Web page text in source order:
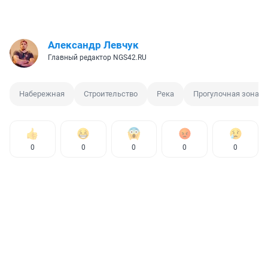
Александр Левчук
Главный редактор NGS42.RU
Набережная Строительство Река Прогулочная зона
0 0 0 0 0